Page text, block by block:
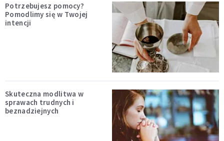
Potrzebujesz pomocy?
Pomodlimy się w Twojej
intencji
Skuteczna modlitwa w
sprawach trudnych i
beznadziejnych